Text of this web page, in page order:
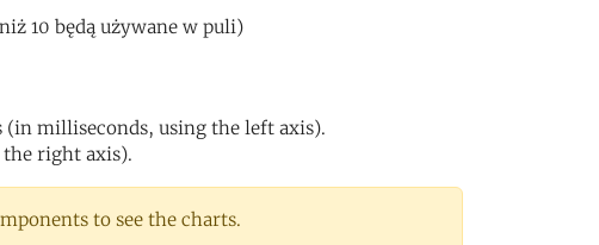
10 będą używane w puli)
(in milliseconds, using the left axis).
the right axis).
to see the charts.